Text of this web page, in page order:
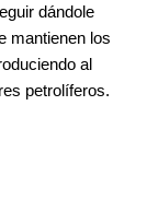
dándole
mantienen los
al
petrolíferos.